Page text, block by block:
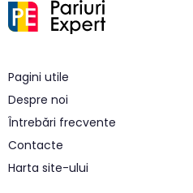
Pagini utile
Despre noi
Întrebări frecvente
Contacte
Harta site-ului